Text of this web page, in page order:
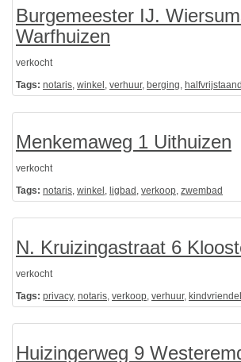
Burgemeester IJ.
Warfhuizen
verkocht
Tags: notaris, winkel , verhuur, berging,
Menkemaweg 1 Uithuizen
verkocht
Tags: notaris, winkel , ligbad , verkoop, zwembad
N. Kruizingastraat 6
verkocht
Tags: privacy, notaris, verkoop, verhuur,
Huizingerweg 9